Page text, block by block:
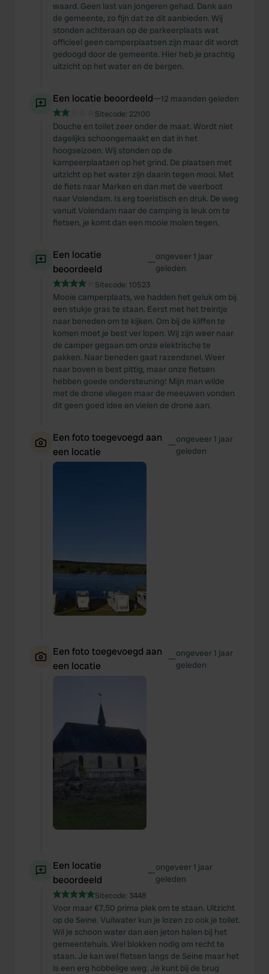
waard. Geen last van jongeren gehad. Dank aan
de gemeente, zo fijn dat ze dit aanbieden. Wij
stonden achteraan op de parkeerplaats wat
officieel geen camperplaatsen zijn maar dit wordt
gedoogd door de gemeente. Hier heb je prachtig
uitzicht op het water en de bergen.
Een locatie beoordeeld—12 maanden geleden
Sitecode: 22100
Douche en toilet zeer onder de maat. Wordt niet
dagelijks schoongemaakt en dat in het
hoogseizoen. Wij stonden op de
kampeerplaatsen op het grind. De plaatsen met
uitzicht op het water zijn daarin tegen mooi. Met
de fiets naar Marken en dan met de veerboot
naar Volendam. Is erg toeristisch en druk. De weg
vanuit Volendam naar de camping is leuk om te
fietsen, je komt dan een mooie molen tegen.
Een locatie
beoordeeld
—ongeveer 1 jaar
geleden
Sitecode: 10523
Mooie camperplaats, we hadden het geluk om bij
een stukje gras te staan. Eerst met het treintje
naar beneden om te kijken. Om bij de kliffen te
komen moet je best ver lopen. Wij zijn weer naar
de camper gegaan om onze elektrische te
pakken. Naar beneden gaat razendsnel. Weer
naar boven is best pittig, maar onze fietsen
hebben goede ondersteuning! Mijn man wilde
met de drone vliegen maar de meeuwen vonden
dit geen goed idee en vielen de drone aan.
Een foto toegevoegd aan
een locatie
—ongeveer 1 jaar
geleden
Een foto toegevoegd aan
een locatie
—ongeveer 1 jaar
geleden
Een locatie
beoordeeld
—ongeveer 1 jaar
geleden
Sitecode: 3448
Voor maar €7,50 prima plek om te staan. Uitzicht
op de Seine. Vuilwater kun je lozen zo ook je toilet.
Wil je schoon water dan een jeton halen bij het
gemeentehuis. Wel blokken nodig om recht te
staan. Je kan wel fietsen langs de Seine maar het
is een erg hobbelige weg. Je kunt bij de brug